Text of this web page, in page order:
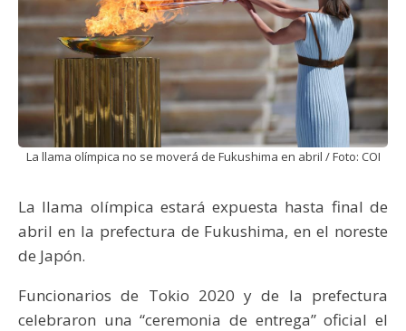
La llama olímpica no se moverá de Fukushima en abril / Foto: COI
La llama olímpica estará expuesta hasta final de
abril en la prefectura de Fukushima, en el noreste
de Japón.
Funcionarios de Tokio 2020 y de la prefectura
celebraron una “ceremonia de entrega” oficial el